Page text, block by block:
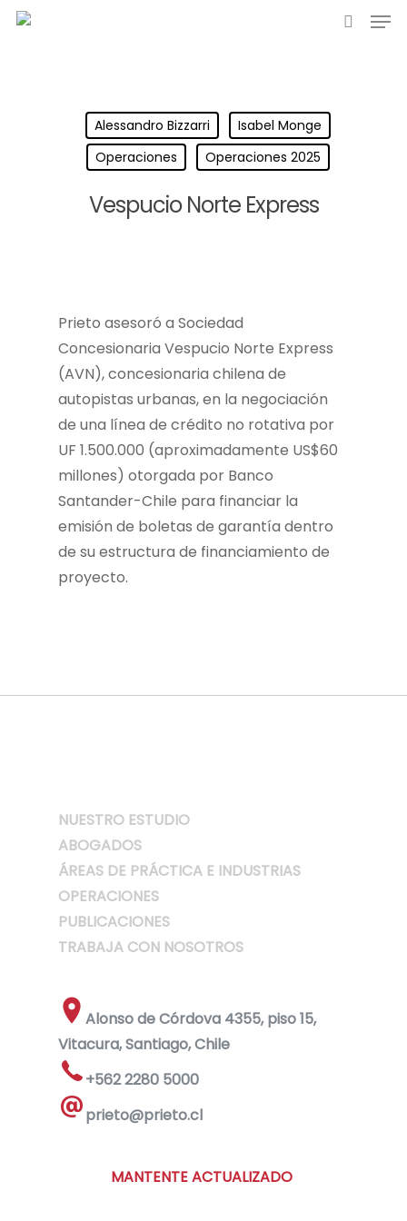
Alessandro Bizzarri
Isabel Monge
Operaciones
Operaciones 2025
Vespucio Norte Express
Prieto asesoró a Sociedad
Concesionaria Vespucio Norte Express
(AVN), concesionaria chilena de
autopistas urbanas, en la negociación
de una línea de crédito no rotativa por
UF 1.500.000 (aproximadamente US$60
millones) otorgada por Banco
Santander-Chile para financiar la
emisión de boletas de garantía dentro
de su estructura de financiamiento de
proyecto.
NUESTRO ESTUDIO
ABOGADOS
ÁREAS DE PRÁCTICA E INDUSTRIAS
OPERACIONES
PUBLICACIONES
TRABAJA CON NOSOTROS
Alonso de Córdova 4355, piso 15,
Vitacura, Santiago, Chile
+562 2280 5000
prieto@prieto.cl
MANTENTE ACTUALIZADO